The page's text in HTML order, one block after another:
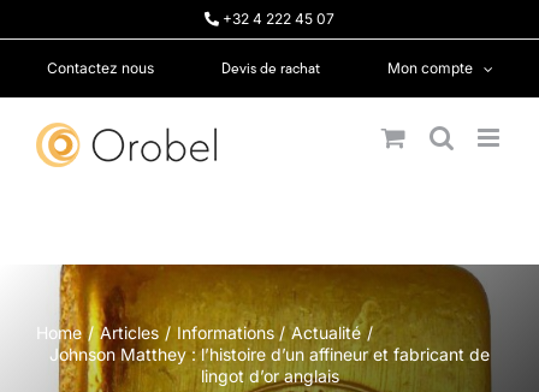
+32 4 222 45 07
Contactez nous Devis de rachat Mon compte
Home Articles Informations
Actualité
Johnson Matthey : l’histoire d’un affineur et fabricant de
lingot d’or anglais